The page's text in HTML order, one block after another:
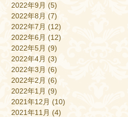
2022年9月 (5)
2022年8月 (7)
2022年7月 (12)
2022年6月 (12)
2022年5月 (9)
2022年4月 (3)
2022年3月 (6)
2022年2月 (6)
2022年1月 (9)
2021年12月 (10)
2021年11月 (4)